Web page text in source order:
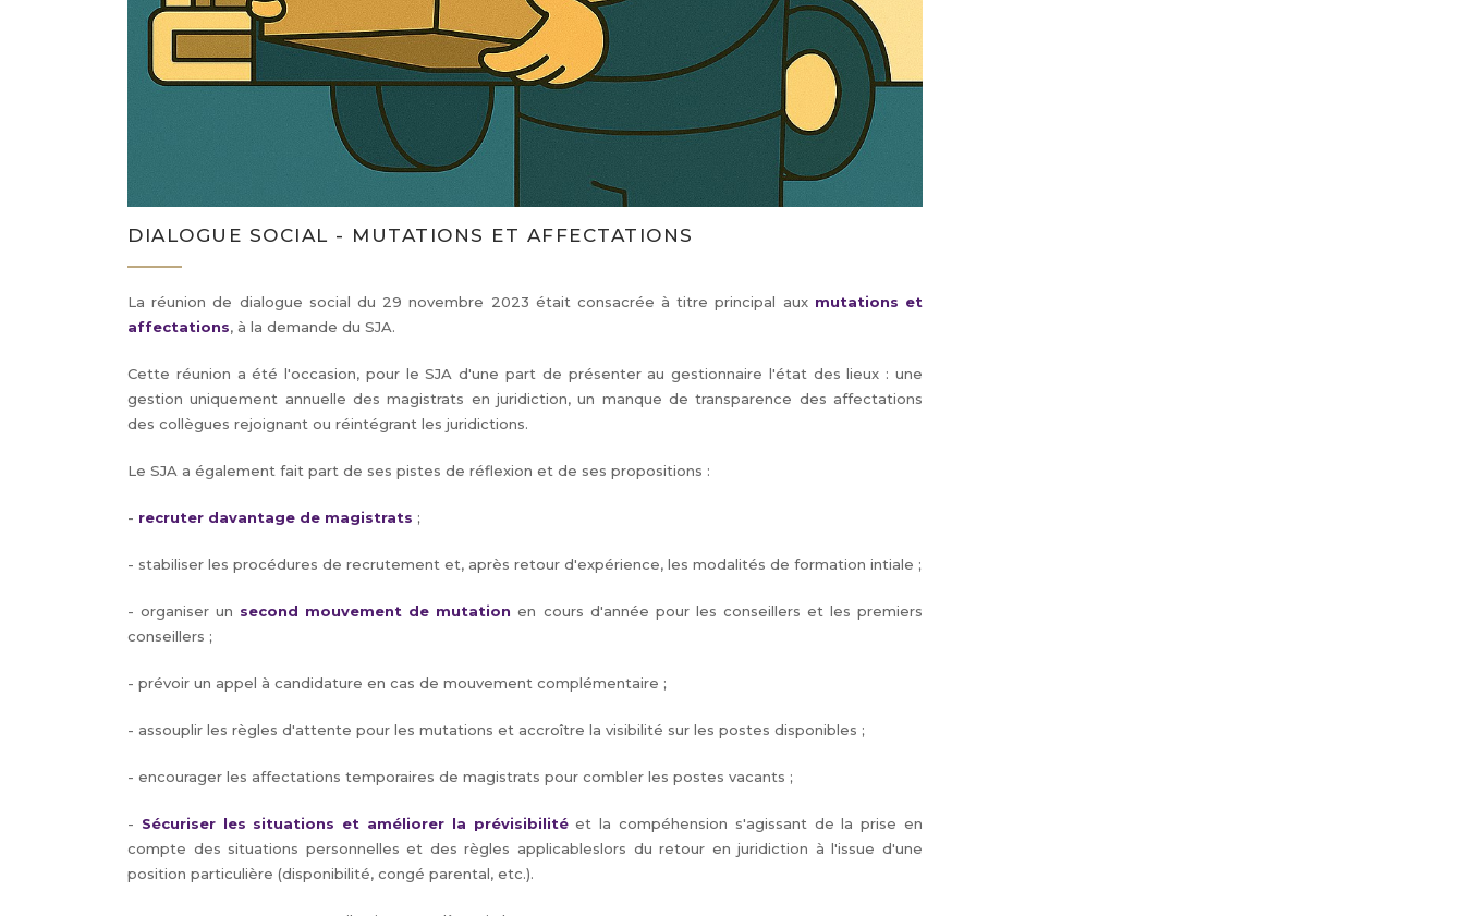
DIALOGUE SOCIAL - MUTATIONS ET AFFECTATIONS
La réunion de dialogue social du 29 novembre 2023 était consacrée à titre principal aux mutations et
affectations, à la demande du SJA.
Cette réunion a été l'occasion, pour le SJA d'une part de présenter au gestionnaire l'état des lieux : une
gestion uniquement annuelle des magistrats en juridiction, un manque de transparence des affectations
des collègues rejoignant ou réintégrant les juridictions.
Le SJA a également fait part de ses pistes de réflexion et de ses propositions :
- recruter davantage de magistrats ;
- stabiliser les procédures de recrutement et, après retour d'expérience, les modalités de formation intiale ;
- organiser un second mouvement de mutation en cours d'année pour les conseillers et les premiers
conseillers ;
- prévoir un appel à candidature en cas de mouvement complémentaire ;
- assouplir les règles d'attente pour les mutations et accroître la visibilité sur les postes disponibles ;
- encourager les affectations temporaires de magistrats pour combler les postes vacants ;
- Sécuriser les situations et améliorer la prévisibilitéet la compéhension s'agissant de la prise en
compte des situations personnelles et des règles applicableslors du retour en juridiction à l'issue d'une
position particulière (disponibilité, congé parental, etc.).